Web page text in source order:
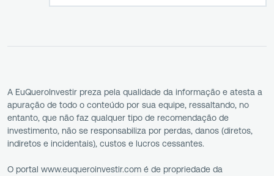
A EuQueroInvestir preza pela qualidade da informação e atesta a
apuração de todo o conteúdo por sua equipe, ressaltando, no
entanto, que não faz qualquer tipo de recomendação de
investimento, não se responsabiliza por perdas, danos (diretos,
indiretos e incidentais), custos e lucros cessantes.
O portal www.euqueroinvestir.com é de propriedade da